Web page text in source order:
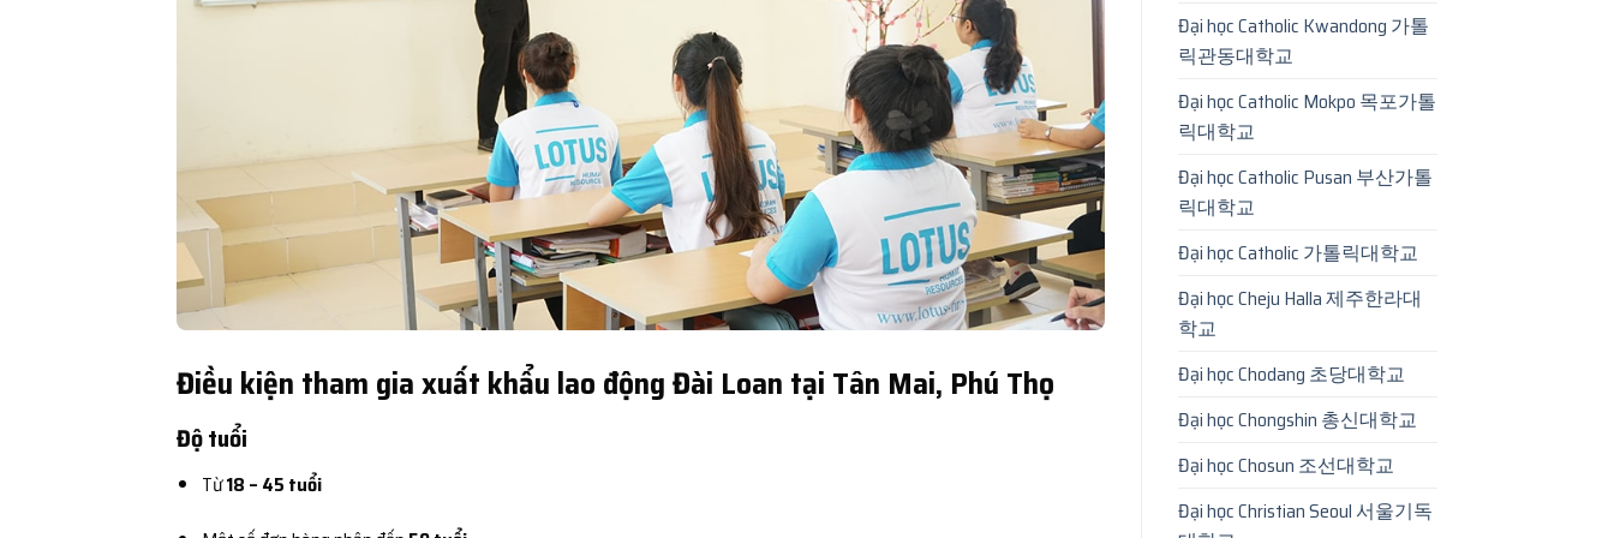
Điều kiện tham gia xuất khẩu lao động Đài Loan tại Tân Mai, Phú Thọ
Độ tuổi
Từ18 – 45 tuổi
Đại học Catholic Kwandong 가톨
릭관동대학교
Đại học Catholic Mokpo 목포가톨
릭대학교
Đại học Catholic Pusan 부산가톨
릭대학교
Đại học Catholic 가톨릭대학교
Đại học Cheju Halla 제주한라대
학교
Đại học Chodang 초당대학교
Đại học Chongshin 총신대학교
Đại học Chosun 조선대학교
Đại học Christian Seoul 서울기독